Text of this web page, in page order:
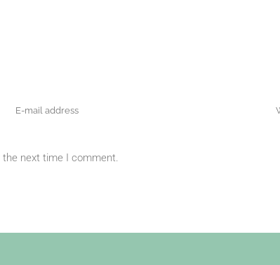
next time I comment.